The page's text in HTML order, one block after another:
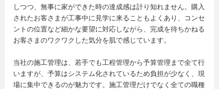
しつつ、無事に家ができた時の達成感は計り知れません。購入
されたお客さまが工事中に見学に来ることもよくあり、コンセ
ントの位置など細かな要望に対応しながら、完成を待ちかねる
お客さまのワクワクした気分を肌で感じています。
当社の施工管理は、若手でも工程管理から予算管理まで全て行
いますが、予算はシステム化されているため負担が少なく、現
場に集中できるのが魅力です。施工管理だけでなく全ての職種